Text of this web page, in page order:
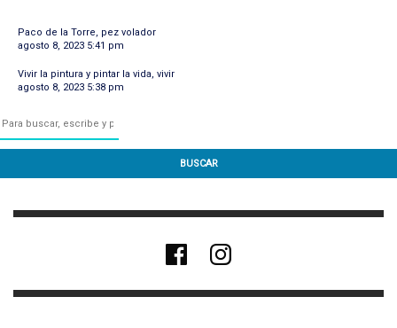
Paco de la Torre, pez volador
agosto 8, 2023 5:41 pm
Vivir la pintura y pintar la vida, vivir
agosto 8, 2023 5:38 pm
BUSCAR